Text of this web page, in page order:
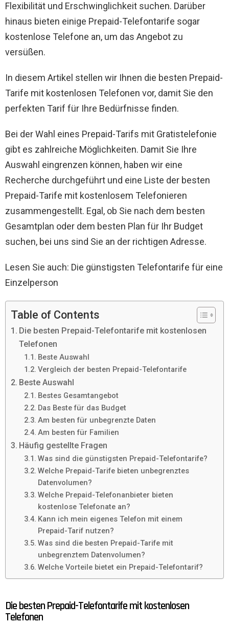
Flexibilität und Erschwinglichkeit suchen. Darüber
hinaus bieten einige Prepaid-Telefontarife sogar
kostenlose Telefone an, um das Angebot zu
versüßen.
In diesem Artikel stellen wir Ihnen die besten Prepaid-
Tarife mit kostenlosen Telefonen vor, damit Sie den
perfekten Tarif für Ihre Bedürfnisse finden.
Bei der Wahl eines Prepaid-Tarifs mit Gratistelefonie
gibt es zahlreiche Möglichkeiten. Damit Sie Ihre
Auswahl eingrenzen können, haben wir eine
Recherche durchgeführt und eine Liste der besten
Prepaid-Tarife mit kostenlosem Telefonieren
zusammengestellt. Egal, ob Sie nach dem besten
Gesamtplan oder dem besten Plan für Ihr Budget
suchen, bei uns sind Sie an der richtigen Adresse.
Lesen Sie auch: Die günstigsten Telefontarife für eine
Einzelperson
Table of Contents
Die besten Prepaid-Telefontarife mit kostenlosen
Telefonen
Beste Auswahl
Vergleich der besten Prepaid-Telefontarife
Beste Auswahl
Bestes Gesamtangebot
Das Beste für das Budget
Am besten für unbegrenzte Daten
Am besten für Familien
Häufig gestellte Fragen
Was sind die günstigsten Prepaid-Telefontarife?
Welche Prepaid-Tarife bieten unbegrenztes
Datenvolumen?
Welche Prepaid-Telefonanbieter bieten
kostenlose Telefonate an?
Kann ich mein eigenes Telefon mit einem
Prepaid-Tarif nutzen?
Was sind die besten Prepaid-Tarife mit
unbegrenztem Datenvolumen?
Welche Vorteile bietet ein Prepaid-Telefontarif?
Die besten Prepaid-Telefontarife mit kostenlosen
Telefonen